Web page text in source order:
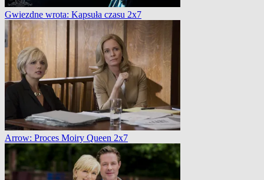
Gwiezdne wrota: Kapsuła czasu 2x7
Arrow: Proces Moiry Queen 2x7